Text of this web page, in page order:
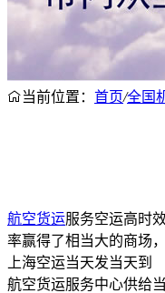
当前位置： 首页/全国
航空货运服务空运高时
率赢得了相当大的商场
上海空运当天发当天到
航空货运服务中心供给